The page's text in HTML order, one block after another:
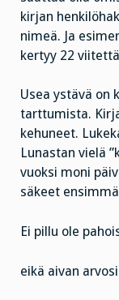
kirjan
nimeä. Ja
kertyy 22
Usea ystävä on
tarttumista.
kehuneet.
Lunastan vielä
vuoksi moni
säkeet
Ei pillu ole
eikä aivan